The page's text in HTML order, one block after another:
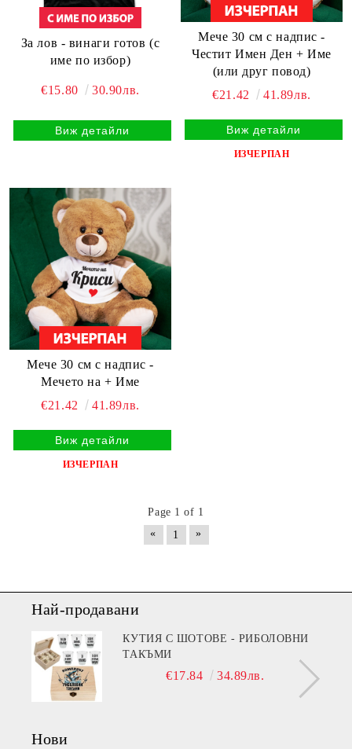
За лов - винаги готов (с
име по избор)
€15.80 30.90лв.
Виж детайли
Мече 30 см с надпис -
Честит Имен Ден + Име
(или друг повод)
€21.42
41.89лв.
Виж детайли
ИЗЧЕРПАН
Мече 30 см с надпис -
Мечето на + Име
€21.42
41.89лв.
Виж детайли
ИЗЧЕРПАН
Page 1 of 1
«
1 »
Най-продавани
КУТИЯ С ШОТОВЕ - РИБОЛОВНИ
ТАКЪМИ
€17.84 34.89лв.
Нови